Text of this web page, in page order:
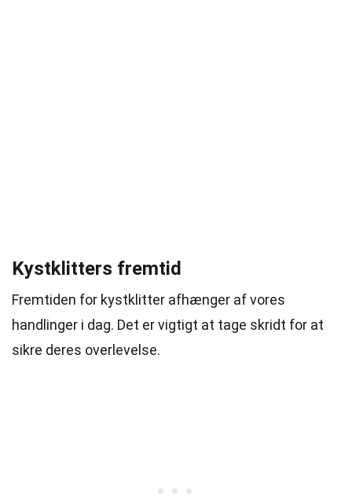
Kystklitters fremtid
Fremtiden for kystklitter afhænger af vores
handlinger i dag. Det er vigtigt at tage skridt for at
sikre deres overlevelse.